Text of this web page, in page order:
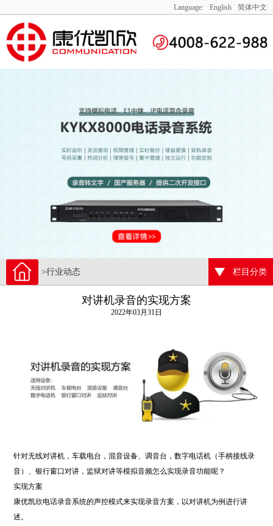
Language: English 简体中文
>行业动态 栏目分类
对讲机录音的实现方案
2022年03月31日
针对无线对讲机，车载电台，混音设备、调音台，数字电话机（手柄接线录
音）、银行窗口对讲，监狱对讲等模拟音频怎么实现录音功能呢？
实现方案
康优凯欣电话录音系统的声控模式来实现录音方案，以对讲机为例进行讲
述。